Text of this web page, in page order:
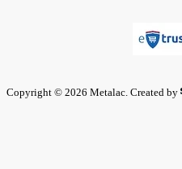
Copyright © 2026 Metalac. Created by